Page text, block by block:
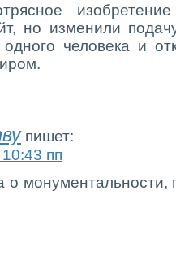
но изменили
человека и
пишет:
пп
о монументальности,